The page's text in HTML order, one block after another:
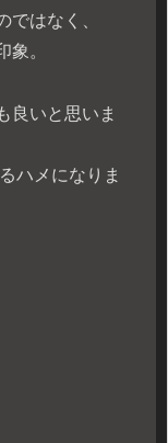
ではなく、
象。
良いと思いま
ハメになりま